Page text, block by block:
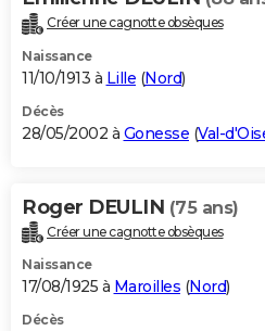
Créer une cagnotte obsèques
Naissance
11/10/1913 à Lille (Nord)
Décès
28/05/2002 à Gonesse (Val-
Roger DEULIN (75 ans)
Créer une cagnotte obsèques
Naissance
17/08/1925 à Maroilles (Nord)
Décès